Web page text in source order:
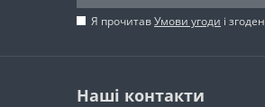
Я прочитавУмови угоди і
Наші контакти